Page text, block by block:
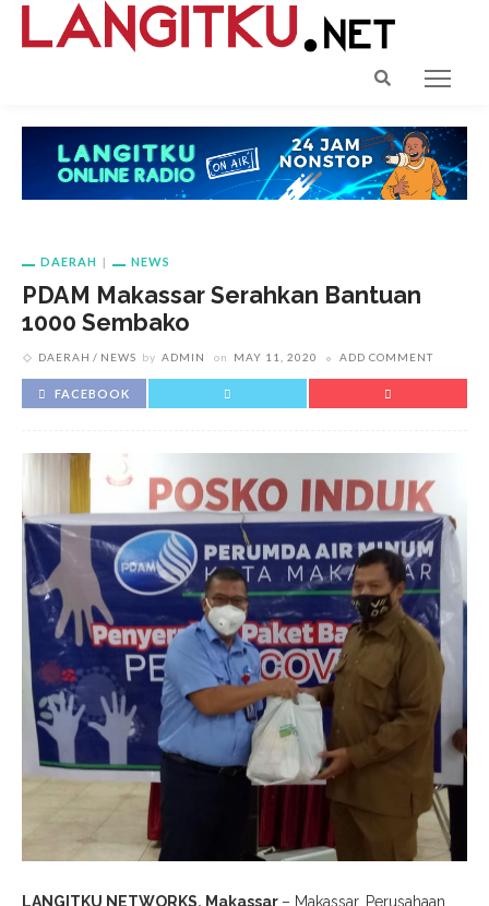
DAERAH NEWS
PDAM Makassar Serahkan Bantuan
1000 Sembako
DAERAH NEWS by ADMIN on MAY 11, 2020 ADD COMMENT
FACEBOOK
LANGITKU NETWORKS, Makassar – Makassar, Perusahaan